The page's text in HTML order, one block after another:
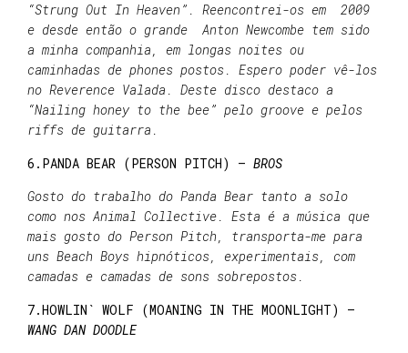
“Strung Out In Heaven”. Reencontrei-os em 2009
e desde então o grande Anton Newcombe tem sido
a minha companhia, em longas noites ou
caminhadas de phones postos. Espero poder vê-los
no Reverence Valada. Deste disco destaco a
“Nailing honey to the bee” pelo groove e pelos
riffs de guitarra.
6.PANDA BEAR (PERSON PITCH) – BROS
Gosto do trabalho do Panda Bear tanto a solo
como nos Animal Collective. Esta é a música que
mais gosto do Person Pitch, transporta-me para
uns Beach Boys hipnóticos, experimentais, com
camadas e camadas de sons sobrepostos.
7.HOWLIN` WOLF (MOANING IN THE MOONLIGHT) –
WANG DAN DOODLE